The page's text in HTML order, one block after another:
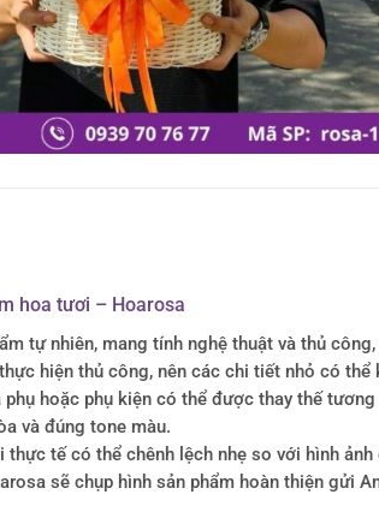
hoa tươi – Hoarosa
tự nhiên, mang tính nghệ thuật và thủ
hiện thủ công, nên các chi tiết nhỏ có thể
hoặc phụ kiện có thể được thay thế
và đúng tone màu.
thực tế có thể chênh lệch nhẹ so với hình
sẽ chụp hình sản phẩm hoàn thiện gửi